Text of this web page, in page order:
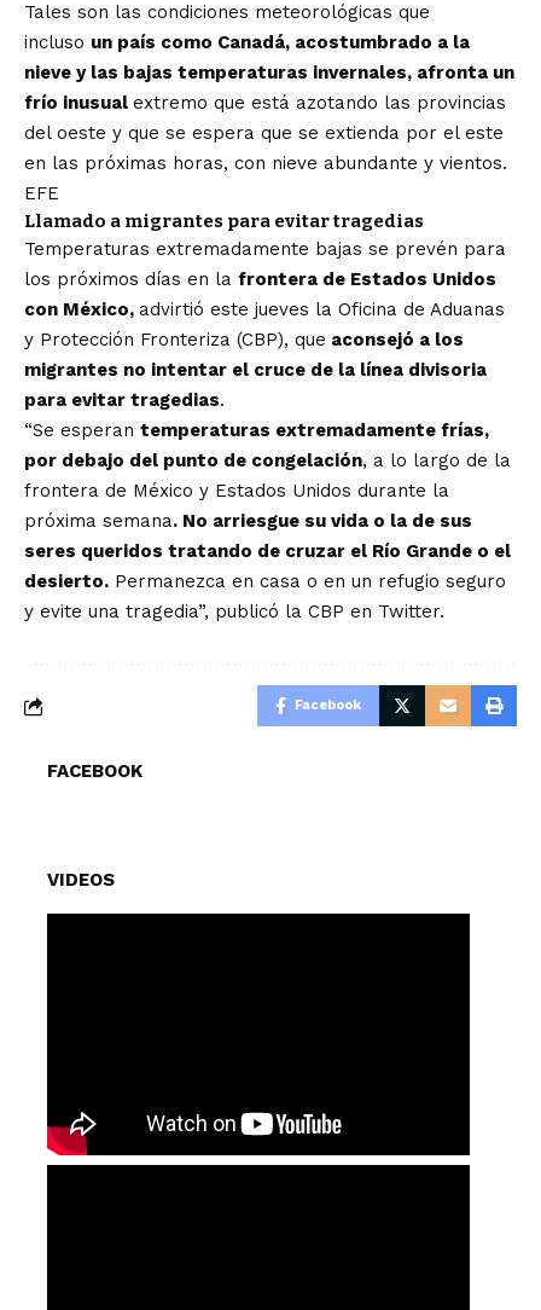
Tales son las condiciones meteorológicas que
incluso un país como Canadá, acostumbrado a la
nieve y las bajas temperaturas invernales, afronta un
frío inusual extremo que está azotando las provincias
del oeste y que se espera que se extienda por el este
en las próximas horas, con nieve abundante y vientos.
EFE
Llamado a migrantes para evitar tragedias
Temperaturas extremadamente bajas se prevén para
los próximos días en la frontera de Estados Unidos
con México, advirtió este jueves la Oficina de Aduanas
y Protección Fronteriza (CBP), que aconsejó a los
migrantes no intentar el cruce de la línea divisoria
para evitar tragedias.
“Se esperan temperaturas extremadamente frías,
por debajo del punto de congelación, a lo largo de la
frontera de México y Estados Unidos durante la
próxima semana. No arriesgue su vida o la de sus
seres queridos tratando de cruzar el Río Grande o el
desierto. Permanezca en casa o en un refugio seguro
y evite una tragedia”, publicó la CBP en Twitter.
Facebook
FACEBOOK
VIDEOS